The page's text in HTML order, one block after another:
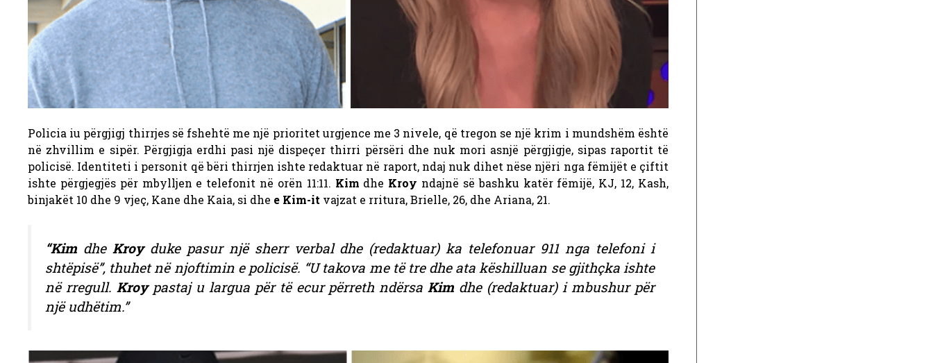
Policia iu përgjigj thirrjes së fshehtë me një prioritet urgjence me 3 nivele, që tregon se një krim i mundshëm është
në zhvillim e sipër. Përgjigja erdhi pasi një dispeçer thirri përsëri dhe nuk mori asnjë përgjigje, sipas raportit të
policisë. Identiteti i personit që bëri thirrjen ishte redaktuar në raport, ndaj nuk dihet nëse njëri nga fëmijët e çiftit
ishte përgjegjës për mbylljen e telefonit në orën 11:11. Kim dhe Kroy ndajnë së bashku katër fëmijë, KJ, 12, Kash,
binjakët 10 dhe 9 vjeç, Kane dhe Kaia, si dhe e Kim-it vajzat e rritura, Brielle, 26, dhe Ariana, 21.
“Kim dhe Kroyduke pasur një sherr verbal dhe (redaktuar) ka telefonuar 911 nga telefoni i
shtëpisë”, thuhet në njoftimin e policisë. “U takova me të tre dhe ata këshilluan se gjithçka ishte
në rregull. Kroy pastaj u largua për të ecur përreth ndërsaKim dhe (redaktuar) i mbushur për
një udhëtim.”